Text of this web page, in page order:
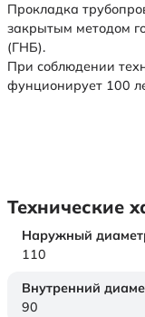
Прокладка
закрытым методом
(ГНБ).
При соблюдении
фунционирует 100
Технические
Наружный
110
Внутренний
90